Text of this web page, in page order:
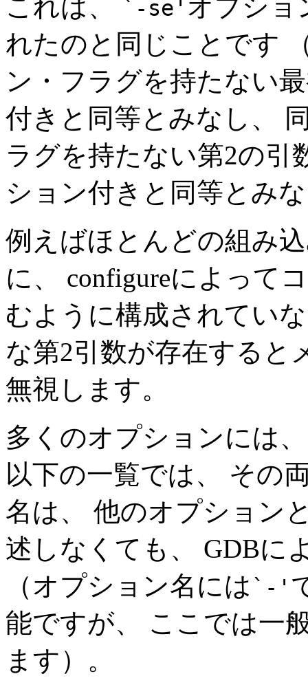
これは、 `-se' オプショ
れたのと同じことです
ン・フラグを持たない
付きと同等とみなし、
ラグを持たない第2の引
ション付きと同等とみ
例えばほとんどの組み
に、 configureによって
むように構成されてい
な第2引数が存在すると
無視します。
多くのオプションには
以下の一覧では、 その
名は、 他のオプション
述しなくても、 GDBに
（オプション名には `-'
能ですが、 ここでは一
ます）。